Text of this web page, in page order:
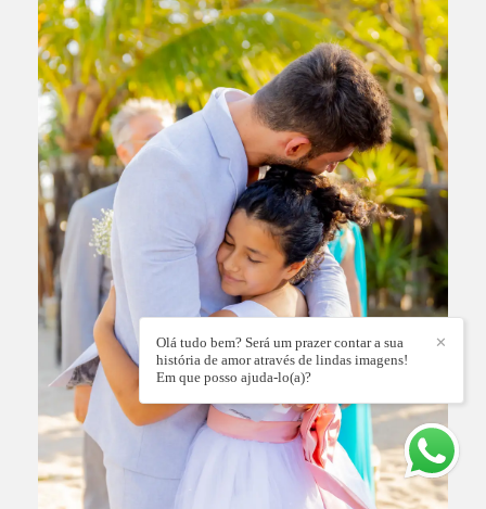
✕
Olá tudo bem? Será um prazer contar a sua
história de amor através de lindas imagens!
Em que posso ajuda-lo(a)?